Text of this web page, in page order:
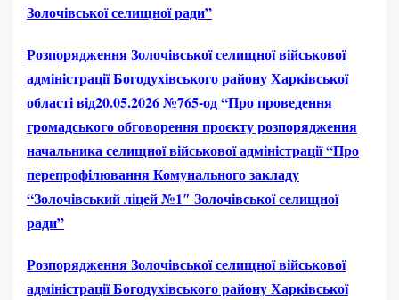
Золочівської селищної ради”
Розпорядження Золочівської селищної військової
адміністрації Богодухівського району Харківської
області від20.05.2026 №765-од “Про проведення
громадського обговорення проєкту розпорядження
начальника селищної військової адміністрації “Про
перепрофілювання Комунального закладу
“Золочівський ліцей №1″ Золочівської селищної
ради”
Розпорядження Золочівської селищної військової
адміністрації Богодухівського району Харківської